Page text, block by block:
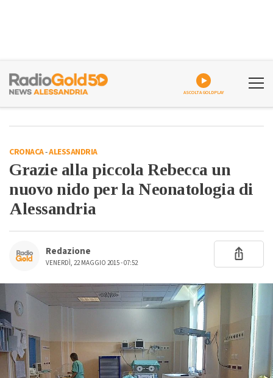
ASCOLTA GOLDPLAY
CRONACA-ALESSANDRIA
Grazie alla piccola Rebecca un
nuovo nido per la Neonatologia di
Alessandria
Redazione
VENERDÌ, 22 MAGGIO 2015 - 07:52